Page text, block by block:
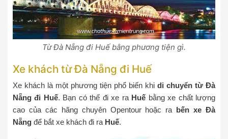
Từ Đà Nẵng đi Huế bằng phương tiện gì.
Xe khách từ Đà Nẵng đi Huế
Xe khách là một phương tiện phổ biến khi di chuyển từ Đà
Nẵng đi Huế. Bạn có thể đi xe ra Huế bằng xe chất lượng
cao của các hãng chuyên Opentour hoặc ra bến xe Đà
Nẵng để bắt xe khách đi ra Huế.